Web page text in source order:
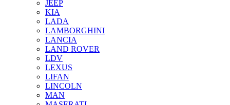
JEEP
KIA
LADA
LAMBORGHINI
LANCIA
LAND ROVER
LDV
LEXUS
LIFAN
LINCOLN
MAN